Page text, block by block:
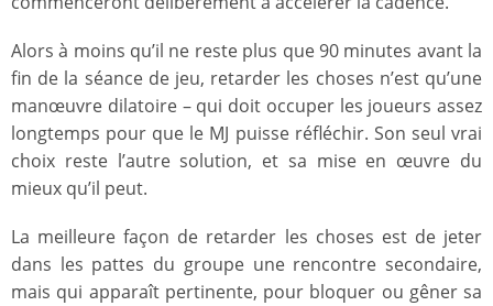
Alors à moins qu’il ne reste plus que 90 minutes avant la
fin de la séance de jeu, retarder les choses n’est qu’une
manœuvre dilatoire – qui doit occuper les joueurs assez
longtemps pour que le MJ puisse réfléchir. Son seul vrai
choix reste l’autre solution, et sa mise en œuvre du
mieux qu’il peut.
La meilleure façon de retarder les choses est de jeter
dans les pattes du groupe une rencontre secondaire,
mais qui apparaît pertinente, pour bloquer ou gêner sa